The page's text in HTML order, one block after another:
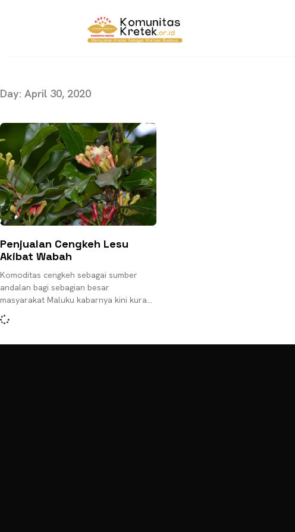
Day: April 30, 2020
Penjualan Cengkeh Lesu
Akibat Wabah
Komoditas cengkeh sebagai sumber
andalan bagi sebagian besar
masyarakat Maluku kabarnya kini kurang
menggairahkan. Hal ini terkait harga
jualnya yang bergerak turun